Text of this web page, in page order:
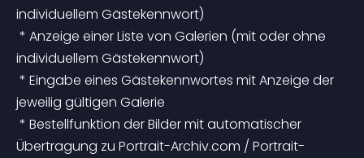
individuellem Gästekennwort)
individuellem Gästekennwort)
jeweilig gültigen Galerie
Übertragung zu Portrait-Archiv.com / Portrait-